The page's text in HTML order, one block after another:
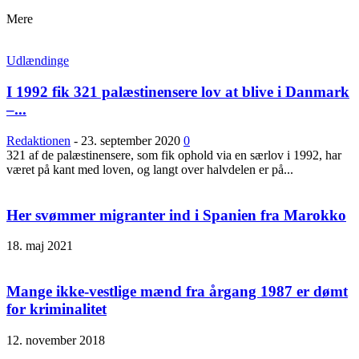
Mere
Udlændinge
I 1992 fik 321 palæstinensere lov at blive i Danmark
–...
Redaktionen - 23. september 2020 0
321 af de palæstinensere, som fik ophold via en særlov i 1992, har
været på kant med loven, og langt over halvdelen er på...
Her svømmer migranter ind i Spanien fra Marokko
18. maj 2021
Mange ikke-vestlige mænd fra årgang 1987 er dømt
for kriminalitet
12. november 2018